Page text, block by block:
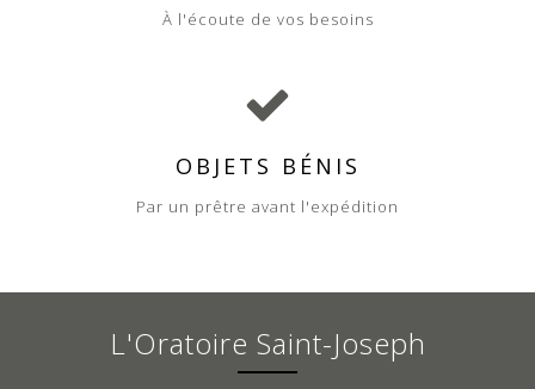
À l'écoute de vos besoins
OBJETS BÉNIS
Par un prêtre avant l'expédition
L'Oratoire Saint-Joseph